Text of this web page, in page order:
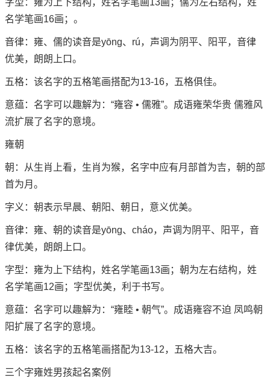
名学笔画16画；。
音律：雍、儒的读音是yōng、rú，声调为阴平、阳平，音律
优美，朗朗上口。
五格：该名字的五格笔画搭配为13-16，五格俱佳。
意蕴：名字可以趣解为：“雍容 • 儒雅”。成语雍荣华贵 儒雅风
流扩展了名字的意境。
雍朝
朝：从生肖上看，生肖为猴，名字中应有月部首为吉，朝的部
首为月。
字义：朝表示早晨、朝阳、朝日，意义优美。
音律：雍、朝的读音是yōng、cháo，声调为阴平、阳平，音
律优美，朗朗上口。
字型：雍为上下结构，姓名学笔画13画；朝为左右结构，姓
名学笔画12画；字型优美，利于书写。
意蕴：名字可以趣解为：“雍睦 • 朝气”。成语雍容不迫 凤鸣朝
阳扩展了名字的意境。
五格：该名字的五格笔画搭配为13-12，五格大吉。
三个字雍姓男孩起名案例